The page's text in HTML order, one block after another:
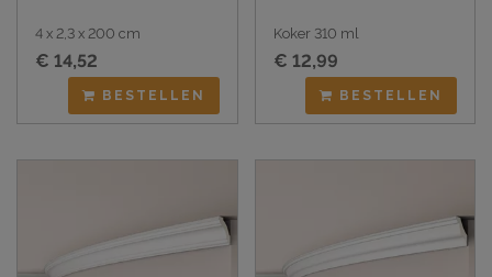
4 x 2,3 x 200 cm
€ 14,52
BESTELLEN
Koker 310 ml
€ 12,99
BESTELLEN